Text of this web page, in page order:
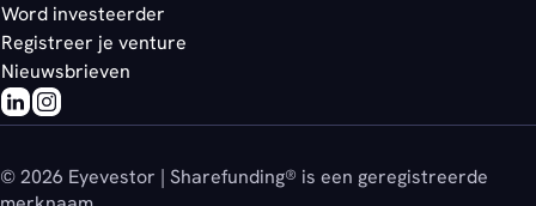
Word investeerder
Registreer je venture
Nieuwsbrieven
© 2026 Eyevestor | Sharefunding® is een geregistreerde